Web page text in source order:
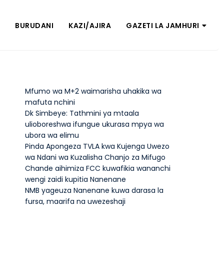
BURUDANI KAZI/AJIRA GAZETI LA JAMHURI
Mfumo wa M+2 waimarisha uhakika wa
mafuta nchini
Dk Simbeye: Tathmini ya mtaala
ulioboreshwa ifungue ukurasa mpya wa
ubora wa elimu
Pinda Apongeza TVLA kwa Kujenga Uwezo
wa Ndani wa Kuzalisha Chanjo za Mifugo
Chande aihimiza FCC kuwafikia wananchi
wengi zaidi kupitia Nanenane
NMB yageuza Nanenane kuwa darasa la
fursa, maarifa na uwezeshaji